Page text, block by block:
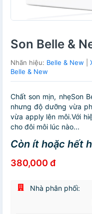
Son Belle &
Nhãn hiệu: Belle & New
Belle & New
Chất son mịn, nhẹSon
nhưng độ dưỡng vừa
vừa apply lên môi.Với
cho đôi môi lúc nào...
Còn ít hoặc hết
380,000 đ
Nhà phân phối: